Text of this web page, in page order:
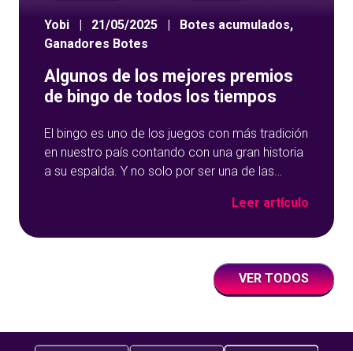
Yobi 21/05/2025 Botes acumulados,
Ganadores Botes
Algunos de los mejores premios
de bingo de todos los tiempos
El bingo es uno de los juegos con más tradición
en nuestro país contando con una gran historia
a su espalda. Y no solo por ser una de las
de juegos de tómbola, YoBingo, sino porque es
Leer artículo
VER TODOS